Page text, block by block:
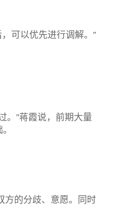
可以优先进行调解。”
。”蒋霞说，前期大量
方的分歧、意愿。同时